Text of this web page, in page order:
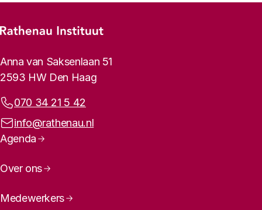
Footer-menu
Rathenau logo, naar de homepage
Contactinformatie
Anna van Saksenlaan 51
2593 HW Den Haag
Telefoonnummer:
070 34 21 5 42
E-mailadres:
info@rathenau.nl
Paginanavigatie
Agenda
Over ons
Medewerkers